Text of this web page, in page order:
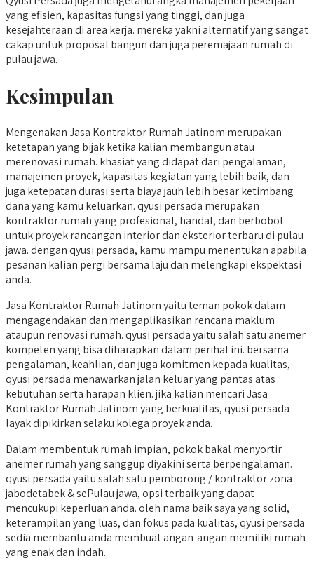
yang efisien, kapasitas fungsi yang tinggi, dan juga
kesejahteraan di area kerja. mereka yakni alternatif yang sangat
cakap untuk proposal bangun dan juga peremajaan rumah di
pulau jawa.
Kesimpulan
Mengenakan Jasa Kontraktor Rumah Jatinom merupakan
ketetapan yang bijak ketika kalian membangun atau
merenovasi rumah. khasiat yang didapat dari pengalaman,
manajemen proyek, kapasitas kegiatan yang lebih baik, dan
juga ketepatan durasi serta biaya jauh lebih besar ketimbang
dana yang kamu keluarkan. qyusi persada merupakan
kontraktor rumah yang profesional, handal, dan berbobot
untuk proyek rancangan interior dan eksterior terbaru di pulau
jawa. dengan qyusi persada, kamu mampu menentukan apabila
pesanan kalian pergi bersama laju dan melengkapi ekspektasi
anda.
Jasa Kontraktor Rumah Jatinom yaitu teman pokok dalam
mengagendakan dan mengaplikasikan rencana maklum
ataupun renovasi rumah. qyusi persada yaitu salah satu anemer
kompeten yang bisa diharapkan dalam perihal ini. bersama
pengalaman, keahlian, dan juga komitmen kepada kualitas,
qyusi persada menawarkan jalan keluar yang pantas atas
kebutuhan serta harapan klien. jika kalian mencari Jasa
Kontraktor Rumah Jatinom yang berkualitas, qyusi persada
layak dipikirkan selaku kolega proyek anda.
Dalam membentuk rumah impian, pokok bakal menyortir
anemer rumah yang sanggup diyakini serta berpengalaman.
qyusi persada yaitu salah satu pemborong / kontraktor zona
jabodetabek & sePulau jawa, opsi terbaik yang dapat
mencukupi keperluan anda. oleh nama baik saya yang solid,
keterampilan yang luas, dan fokus pada kualitas, qyusi persada
sedia membantu anda membuat angan-angan memiliki rumah
yang enak dan indah.